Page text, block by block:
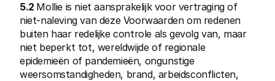
5.2 Mollie is niet aansprakelijk voor vertraging of
niet-naleving van deze Voorwaarden om redenen
buiten haar redelijke controle als gevolg van, maar
niet beperkt tot, wereldwijde of regionale
epidemieën of pandemieën, ongunstige
weersomstandigheden, brand, arbeidsconflicten,